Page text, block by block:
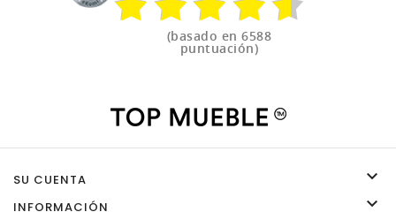
(basado en 6588
puntuación)
SU CUENTA 
INFORMACIÓN 